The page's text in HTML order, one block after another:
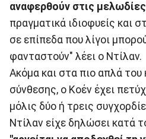
αναφερθούν στις μελωδίες
πραγματικά ιδιοφυείς και
σε επίπεδα που λίγοι
φανταστούν" λέει ο Ντίλαν.
Ακόμα και στα πιο απλά
σύνθεσης, ο Κοέν έχει
μόλις δύο ή τρεις
Ντίλαν είχε δηλώσει κατά